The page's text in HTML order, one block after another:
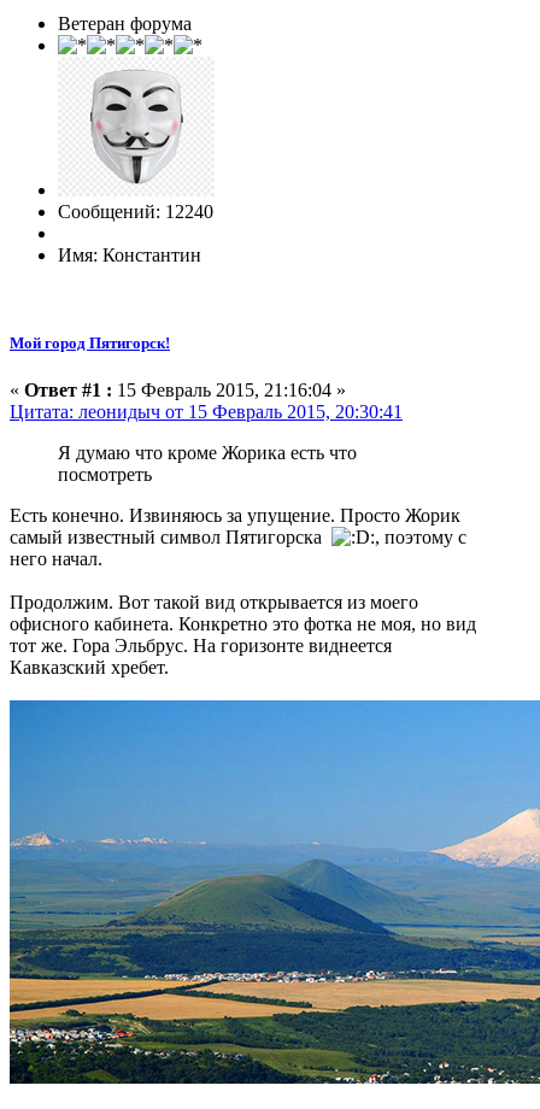
Ветеран форума
Сообщений: 12240
Имя: Константин
Мой город Пятигорск!
« Ответ #1 : 15 Февраль 2015, 21:16:04 »
Цитата: леонидыч от 15 Февраль 2015, 20:30:41
Я думаю что кроме Жорика есть что
посмотреть
Есть конечно. Извиняюсь за упущение. Просто Жорик
самый известный символ Пятигорска
, поэтому с
него начал.
Продолжим. Вот такой вид открывается из моего
офисного кабинета. Конкретно это фотка не моя, но вид
тот же. Гора Эльбрус. На горизонте виднеется
Кавказский хребет.